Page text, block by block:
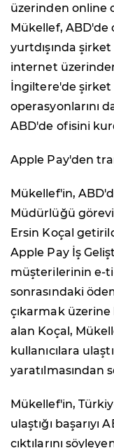
üzerinden online
Mükellef, ABD'de
yurtdışında
internet
İngiltere'de
operasyonlarını
ABD'de ofisini
Apple Pay'den
Mükellef'in,
Müdürlüğü
Ersin Koçal
Apple Pay İş
müşterilerinin e-
sonrasındaki
çıkarmak üzerine
alan Koçal,
kullanıcılara
yaratılmasından
Mükellef'in,
ulaştığı başarıyı
çıktılarını